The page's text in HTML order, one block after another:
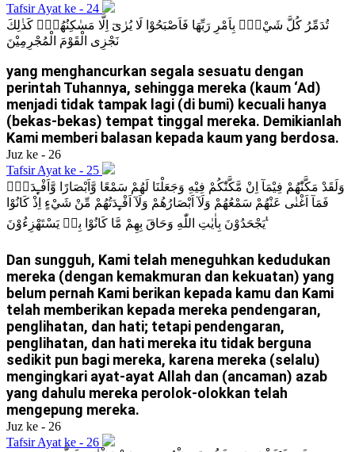
Tafsir Ayat ke - 24
تُدَمِّرُ كُلَّ شَيْءٍۢ بِاَمْرِ رَبِّهَا فَاَصْبَحُوْا لَا يُرٰىٓ اِلَّا مَسٰكِنُهُمْۗ كَذٰلِكَ
نَجْزِى الْقَوْمَ الْمُجْرِمِيْنَ
yang menghancurkan segala sesuatu dengan
perintah Tuhannya, sehingga mereka (kaum ‘Ad)
menjadi tidak tampak lagi (di bumi) kecuali hanya
(bekas-bekas) tempat tinggal mereka. Demikianlah
Kami memberi balasan kepada kaum yang berdosa.
Juz ke - 26
Tafsir Ayat ke - 25
وَلَقَدْ مَكَّنّٰهُمْ فِيْمَآ اِنْ مَّكَّنّٰكُمْ فِيْهِ وَجَعَلْنَا لَهُمْ سَمْعًا وَّاَبْصَارًا وَّاَفْـِٕدَةًۖ
فَمَآ اَغْنٰى عَنْهُمْ سَمْعُهُمْ وَلَآ اَبْصَارُهُمْ وَلَآ اَفْـِٕدَتُهُمْ مِّنْ شَيْءٍ اِذْ كَانُوْا
يَجْحَدُوْنَ بِاٰيٰتِ اللّٰهِ وَحَاقَ بِهِمْ مَّا كَانُوْا بِهٖ يَسْتَهْزِءُوْنَ ࣖ
Dan sungguh, Kami telah meneguhkan kedudukan
mereka (dengan kemakmuran dan kekuatan) yang
belum pernah Kami berikan kepada kamu dan Kami
telah memberikan kepada mereka pendengaran,
penglihatan, dan hati; tetapi pendengaran,
penglihatan, dan hati mereka itu tidak berguna
sedikit pun bagi mereka, karena mereka (selalu)
mengingkari ayat-ayat Allah dan (ancaman) azab
yang dahulu mereka perolok-olokkan telah
mengepung mereka.
Juz ke - 26
Tafsir Ayat ke - 26